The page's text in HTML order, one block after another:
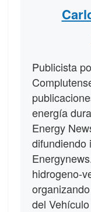
Publicista
energía
Energy
difundiendo
hidrogeno-
del